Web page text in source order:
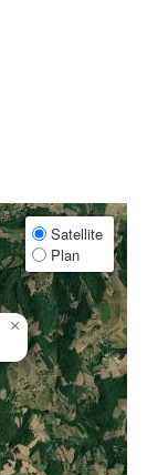
×
Satellite
Plan